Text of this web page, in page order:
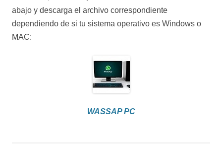
abajo y descarga el archivo correspondiente
dependiendo de si tu sistema operativo es Windows o
MAC:
WASSAP PC